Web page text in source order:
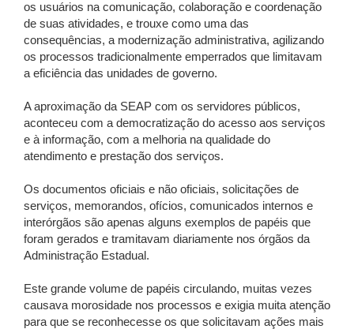
os usuários na comunicação, colaboração e coordenação
de suas atividades, e trouxe como uma das
consequências, a modernização administrativa, agilizando
os processos tradicionalmente emperrados que limitavam
a eficiência das unidades de governo.
A aproximação da SEAP com os servidores públicos,
aconteceu com a democratização do acesso aos serviços
e à informação, com a melhoria na qualidade do
atendimento e prestação dos serviços.
Os documentos oficiais e não oficiais, solicitações de
serviços, memorandos, ofícios, comunicados internos e
interórgãos são apenas alguns exemplos de papéis que
foram gerados e tramitavam diariamente nos órgãos da
Administração Estadual.
Este grande volume de papéis circulando, muitas vezes
causava morosidade nos processos e exigia muita atenção
para que se reconhecesse os que solicitavam ações mais